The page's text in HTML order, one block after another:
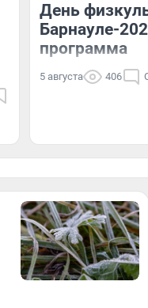
День
Барнауле-
программа
5 августа 406